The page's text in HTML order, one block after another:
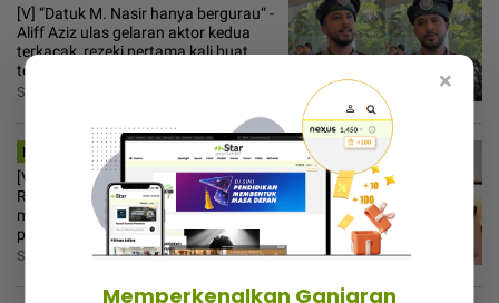
[V] “Datuk M. Nasir hanya bergurau“ -
Aliff Aziz ulas gelaran aktor kedua
terkacak, rezeki pertama kali buat
teater
Sabtu, 8 Ogos 2026 3:30 PM
MSTAR | HIBURAN
[V] “Macam tak rasa bersalah“ -
Ruhainies ambil tindakan, vendor
makanan salah guna nama untuk
pemasaran
Sabtu, 8 Ogos 2026 2:30 PM
×
Memperkenalkan Ganjaran